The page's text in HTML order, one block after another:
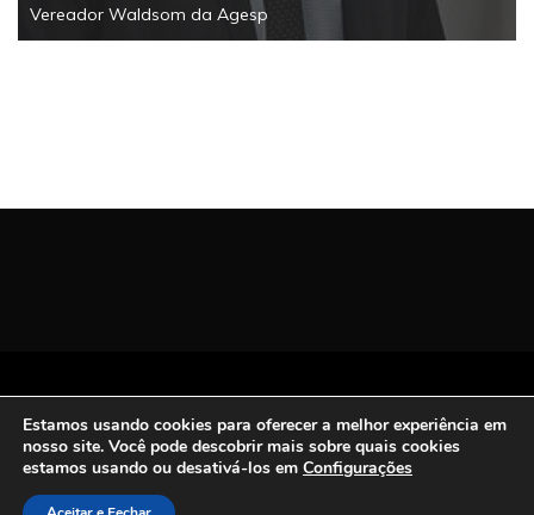
Vereador Waldsom da Agesp
Todos os Direitos Reservados | San Carlos FM
2021.
Proudly powered by WordPress|Theme: Refined
Magazine by
Estamos usando cookies para oferecer a melhor experiência em
nosso site. Você pode descobrir mais sobre quais cookies
estamos usando ou desativá-los em Configurações